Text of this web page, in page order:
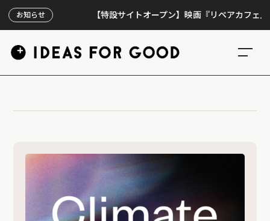
お知らせ 【特設サイトオープン】映画『リペアカフェ』、上